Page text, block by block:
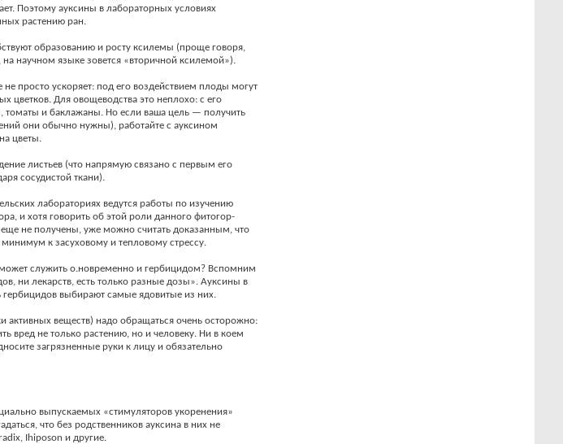
Поэтому ауксины в лабораторных условиях
растению ран.
образованию и росту ксилемы (проще говоря,
научном языке зовется «вторичной ксилемой»).
не просто ускоряет: под его воздействием плоды могут
цветков. Для овощеводства это неплохо: с его
и баклажаны. Но если ваша цель — получить
они обычно нужны), работайте с ауксином
цветы.
листьев (что напрямую связано с первым его
сосудистой ткани).
лабораториях ведутся работы по изучению
и хотя говорить об этой роли данного фитогор-
не получены, уже можно считать доказанным, что
к засуховому и тепловому стрессу.
может служить о.новременно и гербицидом? Вспомним
ни лекарств, есть только разные дозы». Ауксины в
выбирают самые ядовитые из них.
активных веществ) надо обращаться очень осторожно:
вред не только растению, но и человеку. Ни в коем
загрязненные руки к лицу и обязательно
выпускаемых «стимуляторов укоренения»
что без родственников ауксина в них не
Ihiposon и другие.